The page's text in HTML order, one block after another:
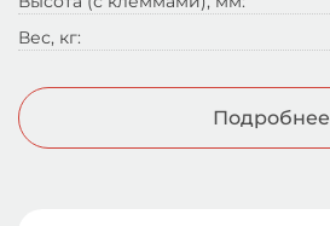
Вес, кг:
Подробнее